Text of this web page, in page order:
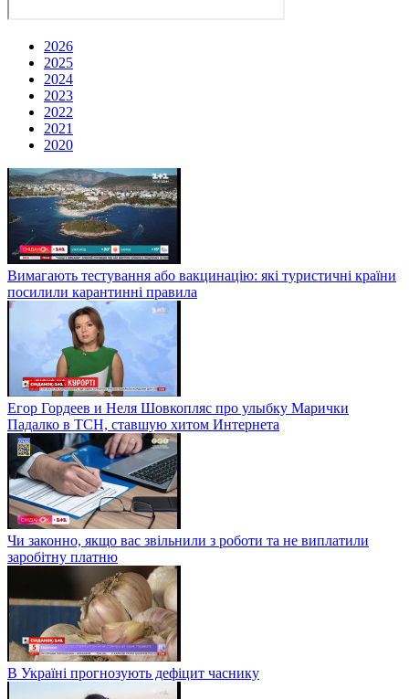
2026
2025
2024
2023
2022
2021
2020
Вимагають тестування або вакцинацію: які туристичні країни
посилили карантинні правила
Егор Гордеев и Неля Шовкопляс про улыбку Марички
Падалко в ТСН, ставшую хитом Интернета
Чи законно, якщо вас звільнили з роботи та не виплатили
заробітну платню
В Україні прогнозують дефіцит часнику